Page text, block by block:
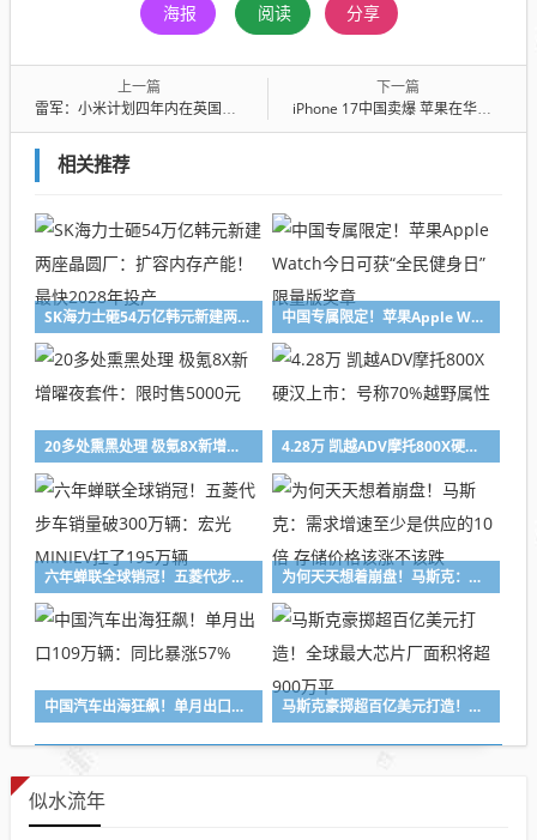
海报 阅读 分享
上一篇
雷军：小米计划四年内在英国开150家门店 卖手机、汽车等产品
下一篇
iPhone 17中国卖爆 苹果在华市场强势复苏！库克：我被销量惊到 感谢中国用户
相关推荐
SK海力士砸54万亿韩元新建两座晶圆厂：扩容内存产能！最快2028年投产 中国专属限定！苹果Apple Watch今日可获“全民健身日”限量版奖章
20多处熏黑处理 极氪8X新增曜夜套件：限时售5000元 4.28万 凯越ADV摩托800X硬汉上市：号称70%越野属性
六年蝉联全球销冠！五菱代步车销量破300万辆：宏光MINIEV扛了195万辆 为何天天想着崩盘！马斯克：需求增速至少是供应的10倍 存储价格该涨不该跌
中国汽车出海狂飙！单月出口109万辆：同比暴涨57% 马斯克豪掷超百亿美元打造！全球最大芯片厂面积将超900万平
似水流年